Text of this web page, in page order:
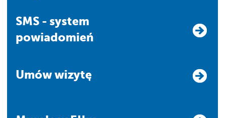
SMS - system
powiadomień
Umów wizytę